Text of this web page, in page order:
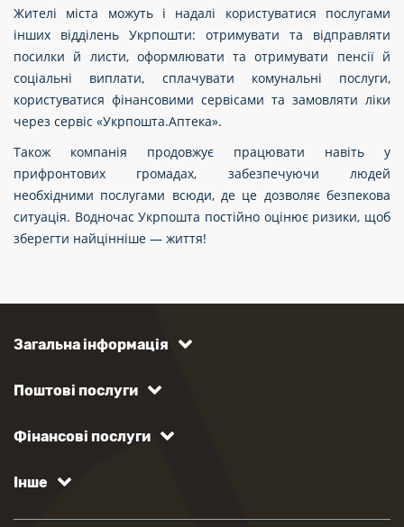
Жителі міста можуть і надалі користуватися послугами
інших відділень Укрпошти: отримувати та відправляти
посилки й листи, оформлювати та отримувати пенсії й
соціальні виплати, сплачувати комунальні послуги,
користуватися фінансовими сервісами та замовляти ліки
через сервіс «Укрпошта.Аптека».
Також компанія продовжує працювати навіть у
прифронтових громадах, забезпечуючи людей
необхідними послугами всюди, де це дозволяє безпекова
ситуація. Водночас Укрпошта постійно оцінює ризики, щоб
зберегти найцінніше — життя!
Загальна інформація
Поштові послуги
Фінансові послуги
Інше